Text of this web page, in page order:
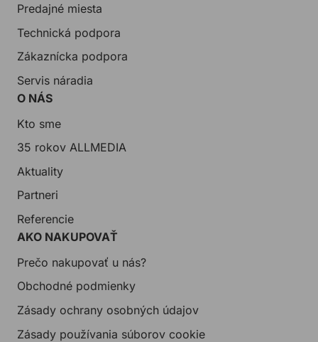
Predajné miesta
Technická podpora
Zákaznícka podpora
Servis náradia
O NÁS
Kto sme
35 rokov ALLMEDIA
Aktuality
Partneri
Referencie
AKO NAKUPOVAŤ
Prečo nakupovať u nás?
Obchodné podmienky
Zásady ochrany osobných údajov
Zásady používania súborov cookie